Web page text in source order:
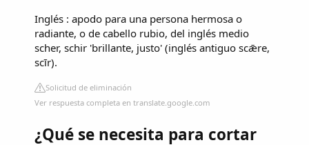
Inglés : apodo para una persona hermosa o
radiante, o de cabello rubio, del inglés medio
scher, schir 'brillante, justo' (inglés antiguo scǣre,
scīr).
Solicitud de eliminación
Ver respuesta completa en translate.google.com
¿Qué se necesita para cortar